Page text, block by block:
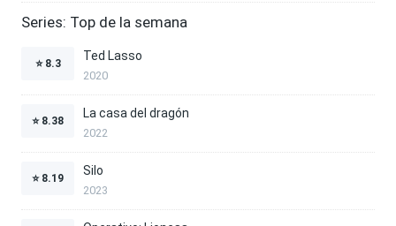
Series: Top de la semana
⭐ 8.3
Ted Lasso
2020
⭐ 8.38
La casa del dragón
2022
⭐ 8.19
Silo
2023